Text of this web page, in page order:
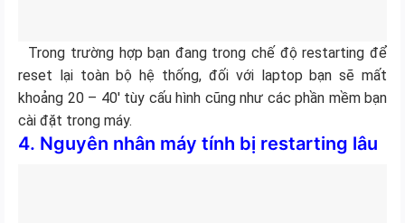
Trong trường hợp bạn đang trong chế độ restarting để
reset lại toàn bộ hệ thống, đối với laptop bạn sẽ mất
khoảng 20 – 40′ tùy cấu hình cũng như các phần mềm bạn
cài đặt trong máy.
4. Nguyên nhân máy tính bị restarting lâu